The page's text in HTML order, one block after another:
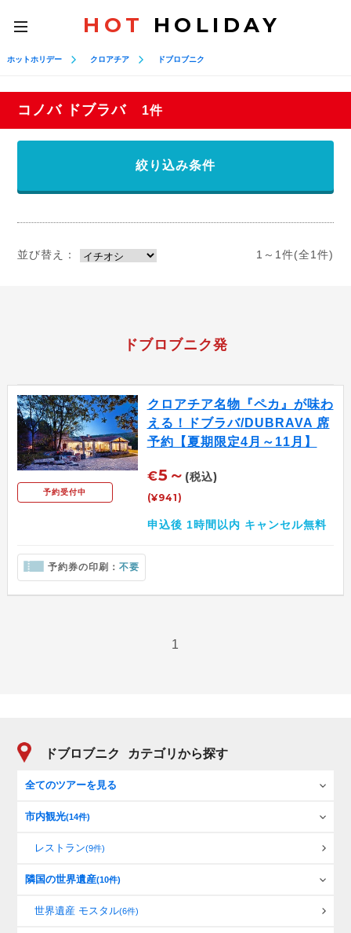
toggle
navigation
HOT HOLIDAY
ホットホリデー クロアチア ドブロブニク
コノバ ドブラバ 1件
絞り込み条件
並び替え： 1～1件(全1件)
ドブロブニク発
予約受付中
クロアチア名物『ペカ』が味わ
える！ドブラバ/DUBRAVA 席
予約【夏期限定4月～11月】
€5～ (税込)
(¥941)
申込後 1時間以内 キャンセル無料
予約券の印刷： 不要
1
ドブロブニク カテゴリから探す
全てのツアーを見る
市内観光(14件)
レストラン(9件)
隣国の世界遺産(10件)
世界遺産 モスタル(6件)